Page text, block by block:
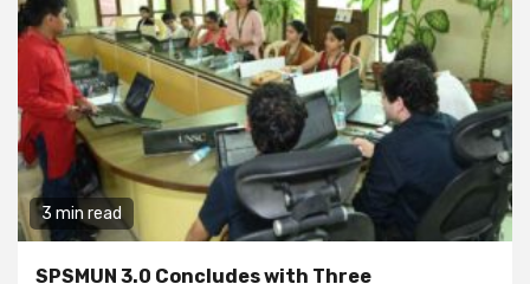
3 min read
SPSMUN 3.0 Concludes with Three